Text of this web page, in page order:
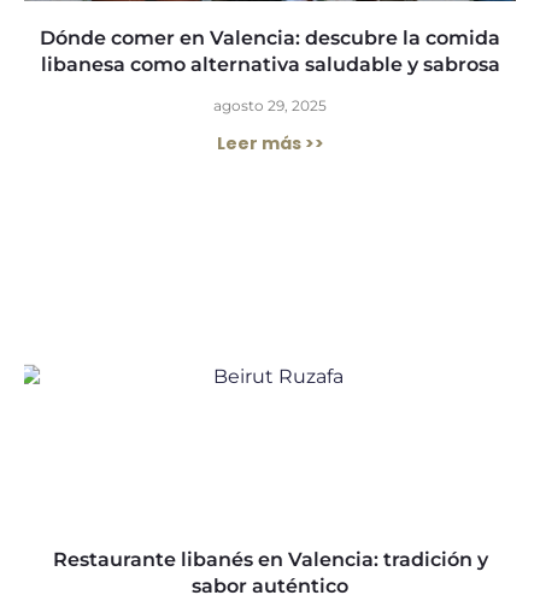
Dónde comer en Valencia: descubre la comida
libanesa como alternativa saludable y sabrosa
agosto 29, 2025
Leer más >>
Restaurante libanés en Valencia: tradición y
sabor auténtico